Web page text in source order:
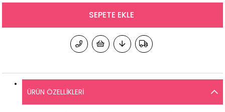
ÜRÜN ÖZELLIKLERI